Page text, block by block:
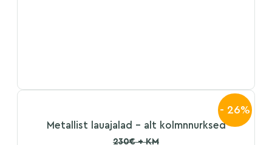
- 26%
Metallist lauajalad – alt kolmnnurksed
230€ + KM